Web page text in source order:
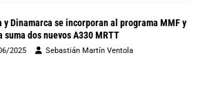
y Dinamarca se incorporan al programa MMF y
suma dos nuevos A330 MRTT
2025 Sebastián Martín Ventola